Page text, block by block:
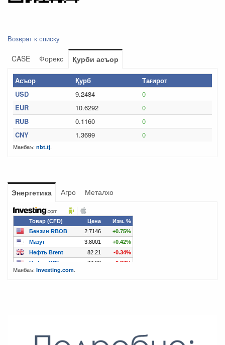
Возврат к списку
CASE Форекс Қурби асъор
Асъор Қурб
Тағирот
USD
9.2484
0
EUR
10.6292
0
RUB
0.1160
0
CNY
1.3699 0
Манбаъ: nbt.tj.
Энергетика Агро Металхо
Манбаъ: Investing.com.